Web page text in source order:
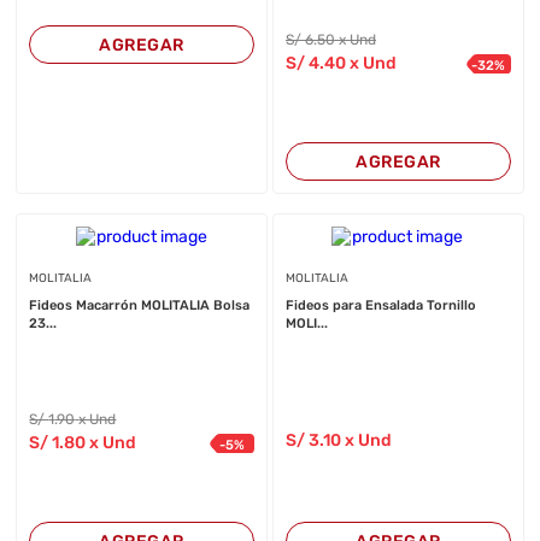
AGREGAR S/6.50 x Und
S/4.40x Und -32%
AGREGAR
MOLITALIA
Fideos Macarrón MOLITALIA Bolsa
23...
S/1.90 x Und
S/1.80 x Und -5%
MOLITALIA
Fideos para Ensalada Tornillo
MOLI...
S/3.10x Und